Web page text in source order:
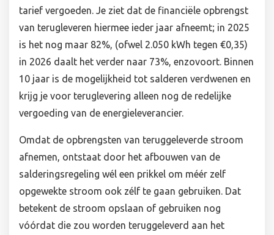
tarief vergoeden. Je ziet dat de financiële opbrengst
van terugleveren hiermee ieder jaar afneemt; in 2025
is het nog maar 82%, (ofwel 2.050 kWh tegen €0,35)
in 2026 daalt het verder naar 73%, enzovoort. Binnen
10 jaar is de mogelijkheid tot salderen verdwenen en
krijg je voor teruglevering alleen nog de redelijke
vergoeding van de energieleverancier.
Omdat de opbrengsten van teruggeleverde stroom
afnemen, ontstaat door het afbouwen van de
salderingsregeling wél een prikkel om méér zelf
opgewekte stroom ook zélf te gaan gebruiken. Dat
betekent de stroom opslaan of gebruiken nog
vóórdat die zou worden teruggeleverd aan het